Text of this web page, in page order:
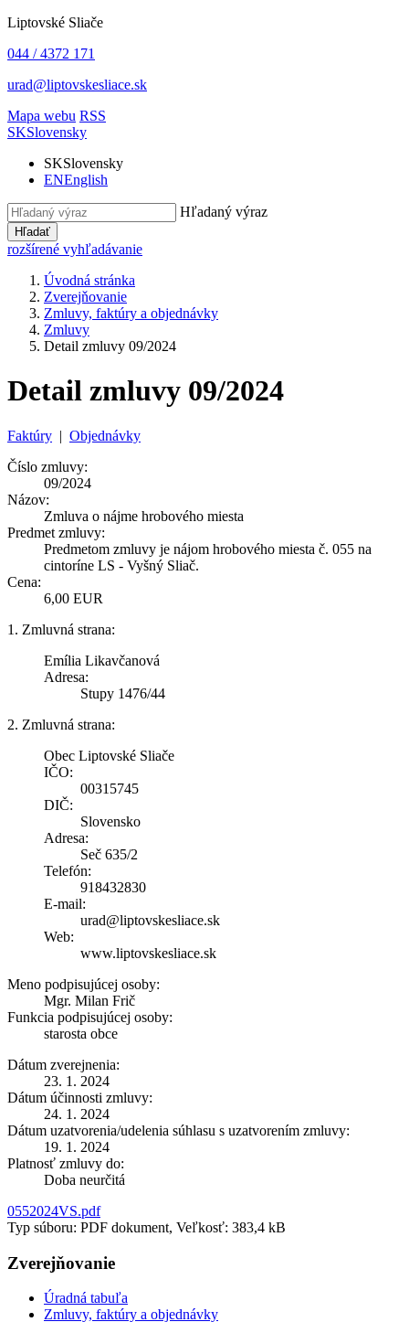
Liptovské Sliače
044 / 4372 171
urad@liptovskesliace.sk
Mapa webu RSS
SKSlovensky
SKSlovensky
ENEnglish
Hľadaný výraz
Hľadať
rozšírené vyhľadávanie
Úvodná stránka
Zverejňovanie
Zmluvy, faktúry a objednávky
Zmluvy
Detail zmluvy 09/2024
Detail zmluvy 09/2024
Faktúry | Objednávky
Číslo zmluvy:
09/2024
Názov:
Zmluva o nájme hrobového miesta
Predmet zmluvy:
Predmetom zmluvy je nájom hrobového miesta č. 055 na
cintoríne LS - Vyšný Sliač.
Cena:
6,00 EUR
1. Zmluvná strana:
Emília Likavčanová
Adresa:
Stupy 1476/44
2. Zmluvná strana:
Obec Liptovské Sliače
IČO:
00315745
DIČ:
Slovensko
Adresa:
Seč 635/2
Telefón:
918432830
E-mail:
urad@liptovskesliace.sk
Web:
www.liptovskesliace.sk
Meno podpisujúcej osoby:
Mgr. Milan Frič
Funkcia podpisujúcej osoby:
starosta obce
Dátum zverejnenia:
23. 1. 2024
Dátum účinnosti zmluvy:
24. 1. 2024
Dátum uzatvorenia/udelenia súhlasu s uzatvorením zmluvy:
19. 1. 2024
Platnosť zmluvy do:
Doba neurčitá
0552024VS.pdf
Typ súboru: PDF dokument, Veľkosť: 383,4 kB
Zverejňovanie
Úradná tabuľa
Zmluvy, faktúry a objednávky